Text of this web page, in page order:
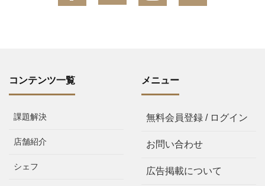
コンテンツ一覧
課題解決
店舗紹介
シェフ
メニュー
無料会員登録 / ログイン
お問い合わせ
広告掲載について